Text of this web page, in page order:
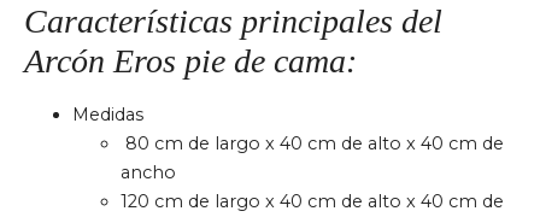
Características principales del
Arcón Eros pie de cama:
Medidas
80 cm de largo x 40 cm de alto x 40 cm de
ancho
120 cm de largo x 40 cm de alto x 40 cm de